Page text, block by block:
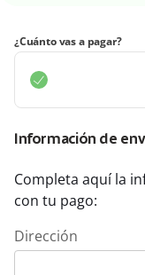
¿Cuánto vas a pagar?
Información de
Completa aquí la
con tu pago:
Dirección